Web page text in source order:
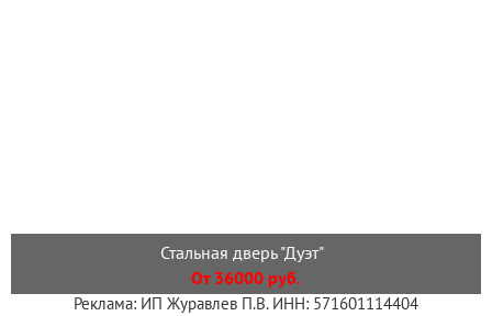
Стальная дверь "Дуэт"
От 36000 руб.
Реклама: ИП Журавлев П.В. ИНН: 571601114404